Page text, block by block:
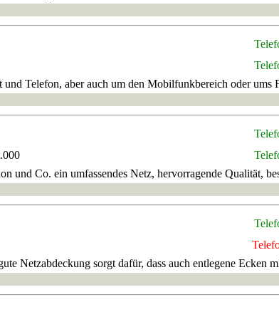
Telefon, aber auch um den Mobilfunkbereich oder ums
Co. ein umfassendes Netz, hervorragende Qualität,
sorgt dafür, dass auch entlegene Ecken